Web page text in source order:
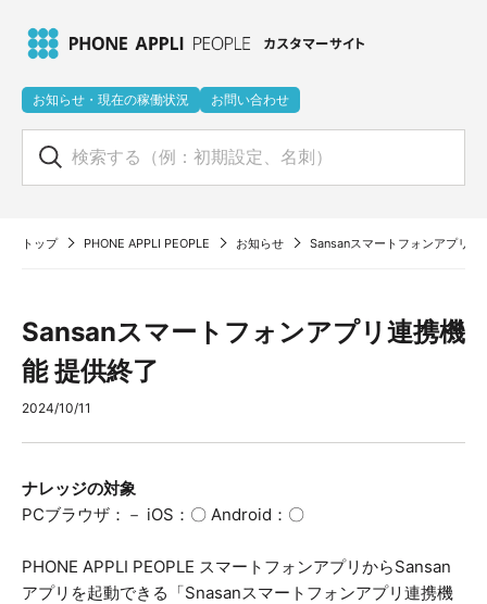
お知らせ・現在の稼働状況 お問い合わせ
トップ PHONE APPLI PEOPLE お知らせ Sansanスマートフォンアプリ連
Sansanスマートフォンアプリ連携機
能 提供終了
2024/10/11
ナレッジの対象
PCブラウザ：－ iOS：〇 Android：〇
PHONE APPLI PEOPLE スマートフォンアプリからSansan
アプリを起動できる「Snasanスマートフォンアプリ連携機